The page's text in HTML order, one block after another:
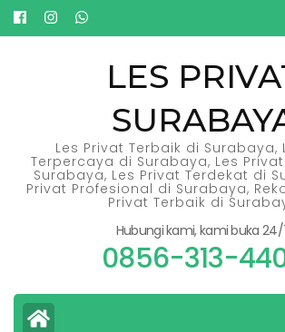
Lompat
ke
LES
Les Privat Terbaik di Surabaya,
Terpercaya di Surabaya, Les
Surabaya, Les Privat Terdekat di
Privat Profesional di Surabaya,
Privat Terbaik di
Hubungi kami, kami buka
0856-313-